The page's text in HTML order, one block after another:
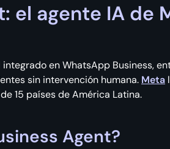
el agente IA de
en WhatsApp Business,
sin intervención humana. Meta
15 países de América Latina.
Agent?